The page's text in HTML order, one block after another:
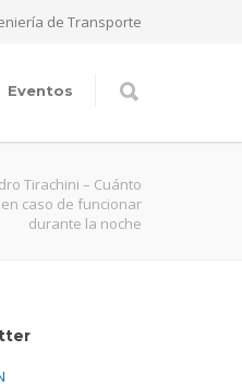
de Transporte
Eventos
Tirachini – Cuánto
caso de funcionar
durante la noche